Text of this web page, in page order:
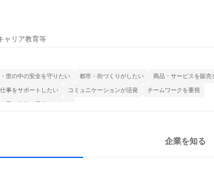
ャリア教育等
・世の中の安全を守りたい 都市・街づくりがしたい 商品・サービスを販売
仕事をサポートしたい コミュニケーションが活発 チームワークを重視
同じ会社に居続けられる
企業を知る